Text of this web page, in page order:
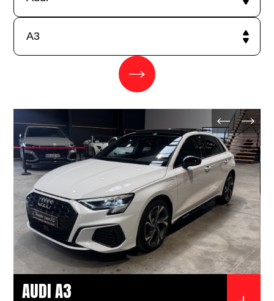
AUDI A3